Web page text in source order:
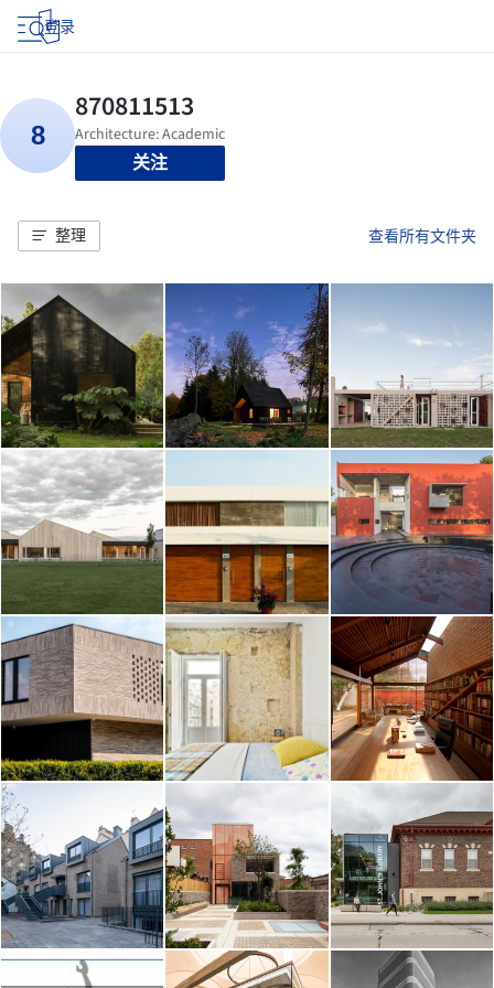
登录
关注
整理 查看所有文件夹